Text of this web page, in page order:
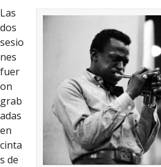
Las
dos
sesio
nes
fuer
on
grab
adas
en
cinta
s de